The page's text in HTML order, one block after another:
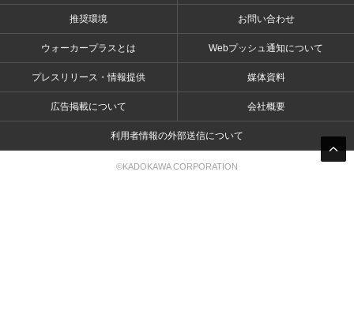
推奨環境 お問い合わせ
ウォーカープラスとは Webプッシュ通知について
プレスリリース・情報提供 媒体資料
広告掲載について 会社概要
利用者情報の外部送信について
©KADOKAWA CORPORATION